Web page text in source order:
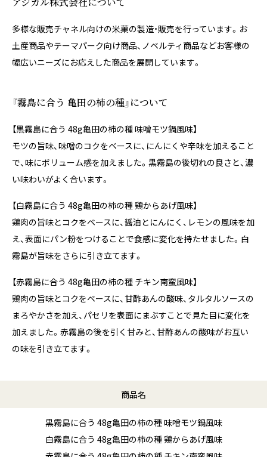
多様な販売チャネル向けの米菓の製造・販売を行っています。お
土産商品やテーマパーク向け商品、ノベルティ商品などお客様の
幅広いニーズにお応えした商品を展開しています。
『霧島に合う 亀田の柿の種』について
【黒霧島に合う 48g亀田の柿の種 味噌モツ鍋風味】
モツの旨味、味噌のコクをベースに、にんにくや辛味を加えること
で、味にボリューム感を加えました。黒霧島の後切れの良さと、濃
い味わいがよく合います。
【白霧島に合う 48g亀田の柿の種 鶏からあげ風味】
鶏肉の旨味とコクをベースに、醤油とにんにく、レモンの風味を加
え、表面にパン粉をつけることで食感に変化を持たせました。白
霧島が旨味をさらに引き立てます。
【赤霧島に合う 48g亀田の柿の種 チキン南蛮風味】
鶏肉の旨味とコクをベースに、甘酢あんの酸味、タルタルソースの
まろやかさを加え、パセリを表面にまぶすことで見た目に変化を
加えました。赤霧島の後を引く甘みと、甘酢あんの酸味がお互い
の味を引き立てます。
商品名
黒霧島に合う 48g亀田の柿の種 味噌モツ鍋風味
白霧島に合う 48g亀田の柿の種 鶏からあげ風味